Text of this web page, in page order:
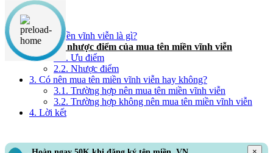
Nội dung chính
1. Tên miền vĩnh viễn là gì?
2. Ưu và nhược điểm của mua tên miền vĩnh viễn
2.1. Ưu điểm
2.2. Nhược điểm
3. Có nên mua tên miền vĩnh viễn hay không?
3.1. Trường hợp nên mua tên miền vĩnh viễn
3.2. Trường hợp không nên mua tên miền vĩnh viễn
4. Lời kết